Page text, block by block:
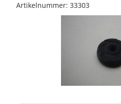
Artikelnummer: 33303